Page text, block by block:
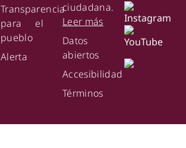
Transparencia
para el
pueblo
Alerta
ciudadana.
Leer más
Datos
abiertos
Accesibilidad
Términos